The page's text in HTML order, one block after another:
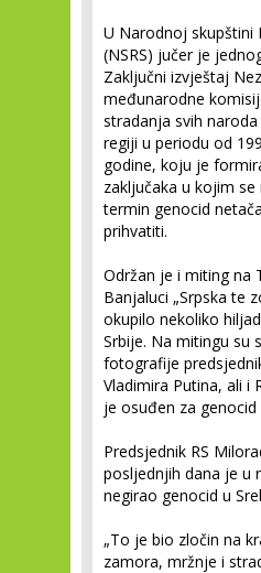
U Narodnoj skupštini
(NSRS) jučer je
Zaključni izvještaj
međunarodne
stradanja svih
regiji u periodu od
godine, koju je
zaključaka u kojim se
termin genocid
prihvatiti.
Održan je i miting na
Banjaluci „Srpska te
okupilo nekoliko
Srbije. Na mitingu su
fotografije
Vladimira Putina, ali i
je osuđen za genocid
Predsjednik RS
posljednjih dana je u
negirao genocid u
„To je bio zločin na
zamora, mržnje i